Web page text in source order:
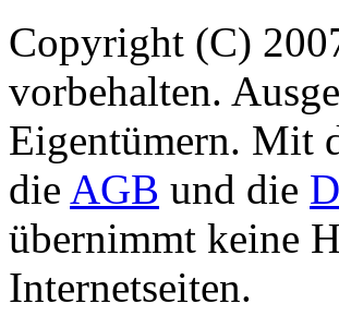
Copyright (C)
vorbehalten.
Eigentümern. Mit
die AGB und die
übernimmt keine
Internetseiten.